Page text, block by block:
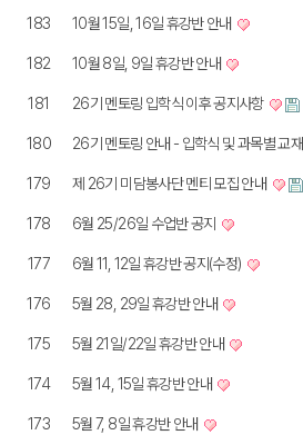
183 10월 15일, 16일 휴강반 안내
182 10월 8일, 9일 휴강반 안내
181 26기 멘토링 입학식 이후 공지사항
180 26기 멘토링 안내 - 입학식 및 과목별 교재
179 제 26기 미담봉사단 멘티 모집 안내
178 6월 25/26일 수업반 공지
177 6월 11, 12일 휴강반 공지(수정)
176 5월 28, 29일 휴강반 안내
175 5월 21일/22일 휴강반 안내
174 5월 14, 15일 휴강반 안내
173 5월 7, 8일 휴강반 안내